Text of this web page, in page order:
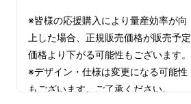
※皆様の応援購入により量産効率が向
上した場合、正規販売価格が販売予定
価格より下がる可能性もございます。
※デザイン・仕様は変更になる可能性
もございます。ご了承ください。